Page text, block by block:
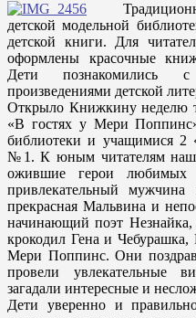
детской модельной
детской книги. Для
оформлены красочные
Дети
произведениями детской
Открыло Книжкину неделю
«В гостях у Мери
библиотеки и учащимися
№1. К юным читателям
ожившие герои любимых
привлекательный
прекрасная Мальвина и
начинающий поэт
крокодил Гена и Чебурашка,
Мери Поппинс. Они
провели увлекательные
загадали интересные и
Дети уверенно и